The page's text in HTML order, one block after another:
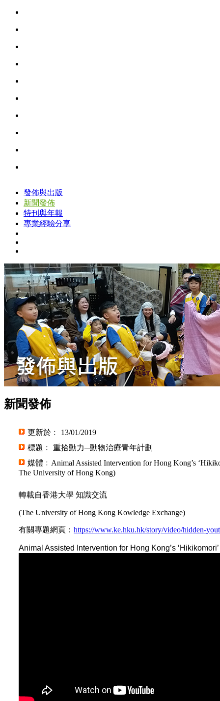
發佈與出版
新聞發佈
特刊與年報
專業經驗分享
新聞發佈
更新於﹕ 13/01/2019
標題﹕ 重拾動力─動物治療青年計劃
媒體﹕Animal Assisted Intervention for Hong Kong’s
The University of Hong Kong)
轉載自香港大學 知識交流
(The University of Hong Kong Kowledge Exchange)
有關專題網頁： https://www.ke.hku.hk/story/video/hidden-
Animal Assisted Intervention for Hong Kong’s